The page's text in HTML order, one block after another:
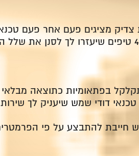
צדיק מציגים פעם אחר פעם
בפתאומיות כתוצאה מבלאי
דודי שמש שיעניק לך שירות
חייבת להתבצע על פי